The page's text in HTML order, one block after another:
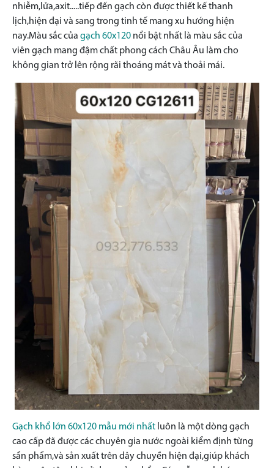
nhiễm,lửa,axit.....tiếp đến gạch còn được thiết kế thanh
lịch,hiện đại và sang trong tinh tế mang xu hướng hiện
nay.Màu sắc của gạch 60x120 nổi bật nhất là màu sắc của
viên gạch mang đậm chất phong cách Châu Âu làm cho
không gian trở lên rộng rãi thoáng mát và thoải mái.
Gạch khổ lớn 60x120 mẫu mới nhất luôn là một dòng gạch
cao cấp đã được các chuyên gia nước ngoài kiểm định từng
sẩn phẩm,và sản xuất trên dây chuyền hiện đại,giúp khách